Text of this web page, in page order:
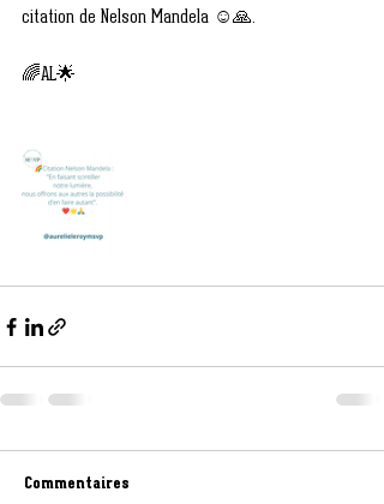
citation de Nelson Mandela ☺️🙏.
🌈AL🌟
Commentaires